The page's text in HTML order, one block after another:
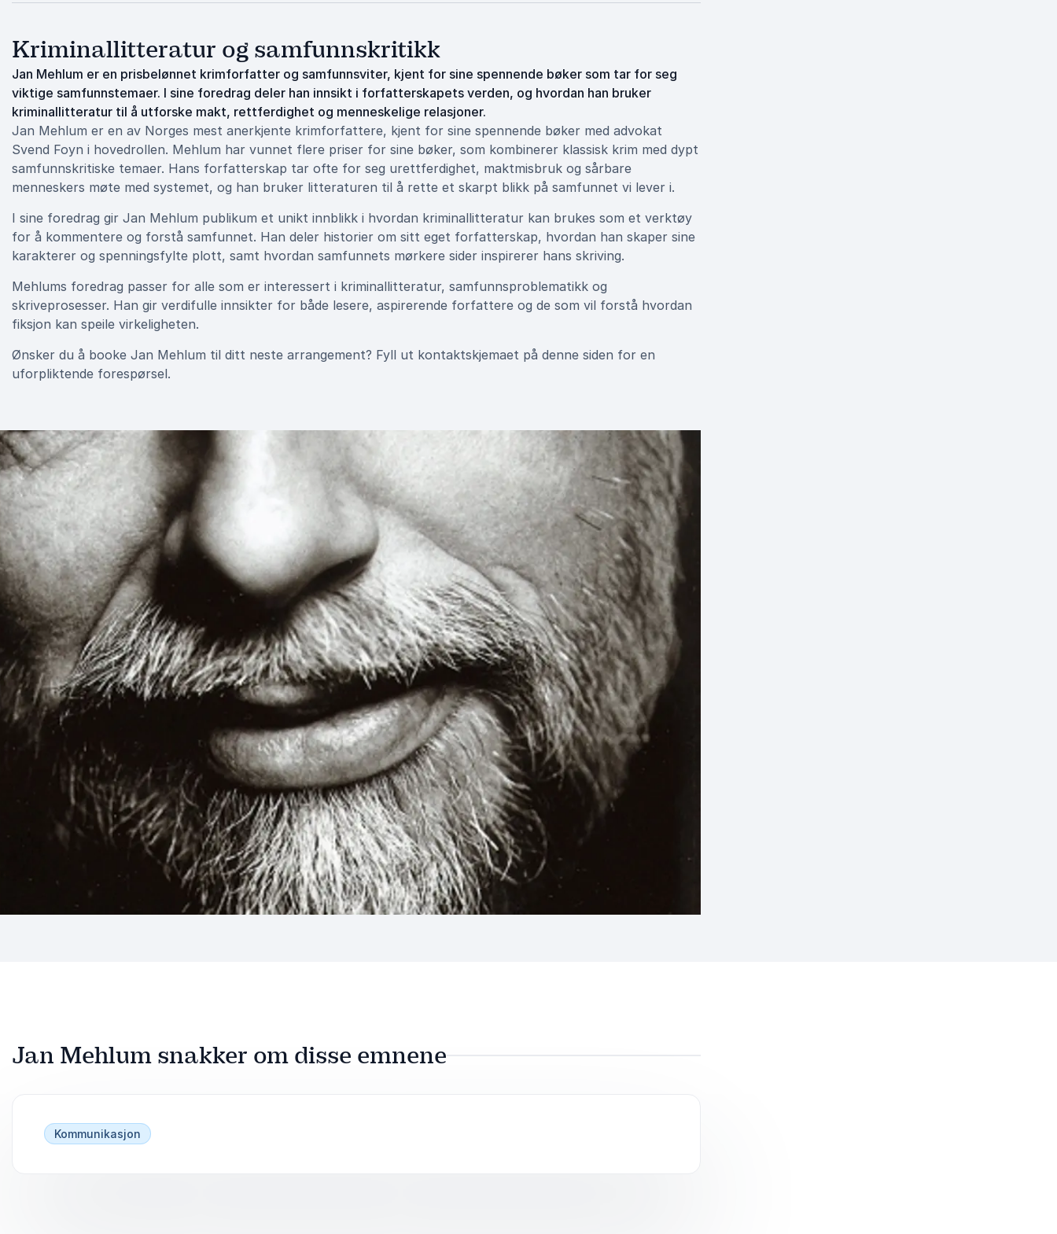
Kriminallitteratur og samfunnskritikk
Jan Mehlum er en prisbelønnet krimforfatter og samfunnsviter, kjent for sine spennende bøker som tar for seg
viktige samfunnstemaer. I sine foredrag deler han innsikt i forfatterskapets verden, og hvordan han bruker
kriminallitteratur til å utforske makt, rettferdighet og menneskelige relasjoner.
Jan Mehlum er en av Norges mest anerkjente krimforfattere, kjent for sine spennende bøker med advokat
Svend Foyn i hovedrollen. Mehlum har vunnet flere priser for sine bøker, som kombinerer klassisk krim med dypt
samfunnskritiske temaer. Hans forfatterskap tar ofte for seg urettferdighet, maktmisbruk og sårbare
menneskers møte med systemet, og han bruker litteraturen til å rette et skarpt blikk på samfunnet vi lever i.
I sine foredrag gir Jan Mehlum publikum et unikt innblikk i hvordan kriminallitteratur kan brukes som et verktøy
for å kommentere og forstå samfunnet. Han deler historier om sitt eget forfatterskap, hvordan han skaper sine
karakterer og spenningsfylte plott, samt hvordan samfunnets mørkere sider inspirerer hans skriving.
Mehlums foredrag passer for alle som er interessert i kriminallitteratur, samfunnsproblematikk og
skriveprosesser. Han gir verdifulle innsikter for både lesere, aspirerende forfattere og de som vil forstå hvordan
fiksjon kan speile virkeligheten.
Ønsker du å booke Jan Mehlum til ditt neste arrangement? Fyll ut kontaktskjemaet på denne siden for en
uforpliktende forespørsel.
Jan Mehlum snakker om disse emnene
Kommunikasjon